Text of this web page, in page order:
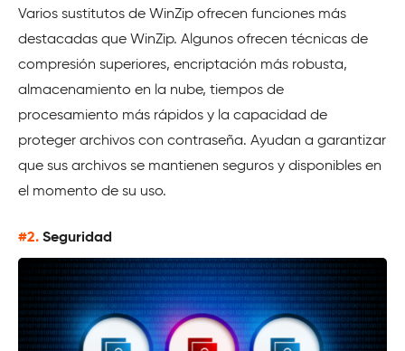
Varios sustitutos de WinZip ofrecen funciones más
destacadas que WinZip. Algunos ofrecen técnicas de
compresión superiores, encriptación más robusta,
almacenamiento en la nube, tiempos de
procesamiento más rápidos y la capacidad de
proteger archivos con contraseña. Ayudan a garantizar
que sus archivos se mantienen seguros y disponibles en
el momento de su uso.
#2. Seguridad